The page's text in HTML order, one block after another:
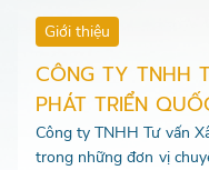
Giới thiệu
CÔNG TY TNHH
PHÁT TRIỂN
Công ty TNHH Tư vấn
trong những đơn vị